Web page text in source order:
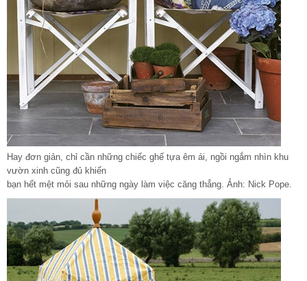
Hay đơn giản, chỉ cần những chiếc ghế tựa êm ái, ngồi ngắm nhìn khu
vườn xinh cũng đủ khiến
bạn hết mệt mỏi sau những ngày làm việc căng thẳng. Ảnh: Nick Pope.